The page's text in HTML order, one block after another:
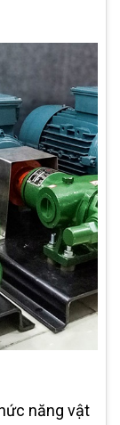
năng vật